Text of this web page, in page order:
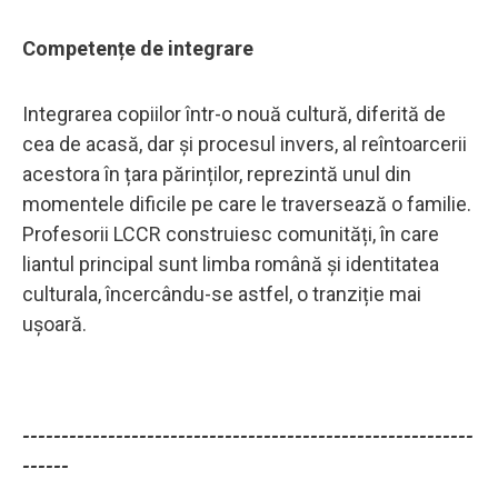
Competențe de integrare
Integrarea copiilor într-o nouă cultură, diferită de
cea de acasă, dar și procesul invers, al reîntoarcerii
acestora în țara părinților, reprezintă unul din
momentele dificile pe care le traversează o familie.
Profesorii LCCR construiesc comunități, în care
liantul principal sunt limba română și identitatea
culturala, încercându-se astfel, o tranziție mai
ușoară.
----------------------------------------------------------
------